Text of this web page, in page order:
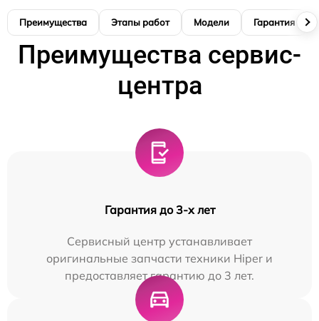
Преимущества Этапы работ Модели Гарантия
Преимущества сервис-
центра
Гарантия до 3-х лет
Сервисный центр устанавливает
оригинальные запчасти техники Hiper и
предоставляет гарантию до 3 лет.